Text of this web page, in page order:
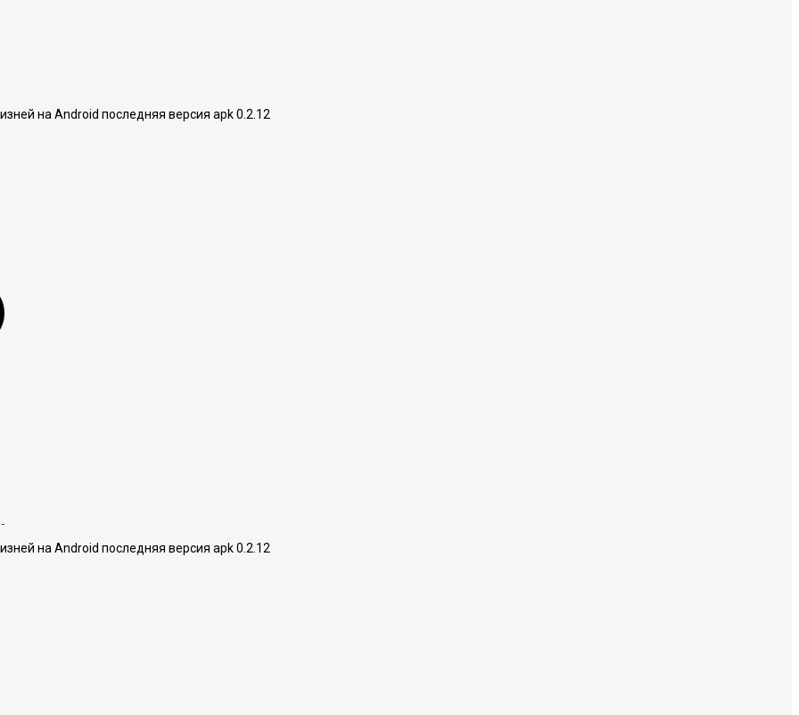
на Android последняя версия apk 0.2.12
на Android последняя версия apk 0.2.12